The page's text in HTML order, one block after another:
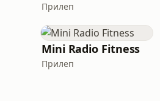
Прилеп
Mini Radio Fitness
Прилеп